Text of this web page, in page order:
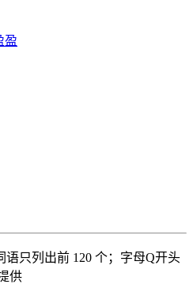
盈
语只列出前 120 个；字母Q开头
供